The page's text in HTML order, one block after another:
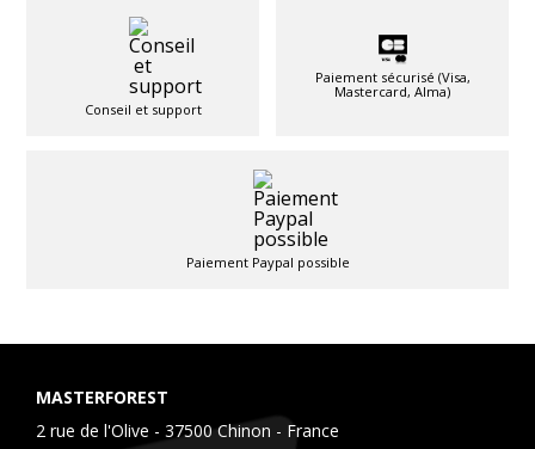
Conseil et support
Paiement sécurisé (Visa,
Mastercard, Alma)
Paiement Paypal possible
MASTERFOREST
2 rue de l'Olive - 37500 Chinon - France